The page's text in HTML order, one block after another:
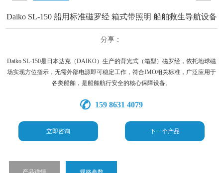
Daiko SL‑150 船用标准磁罗经 箱式带照明 船舶救生导航设备
分享：
Daiko SL-150是日本达克（DAIKO）生产的背光式（箱型）磁罗经，依托地球磁
场实现方位指示，无需外部电源即可稳定工作，符合IMO相关标准，广泛应用于
各类船舶，是船舶航行安全的核心保障设备。
159 8631 4079
立即咨询 下一个产品